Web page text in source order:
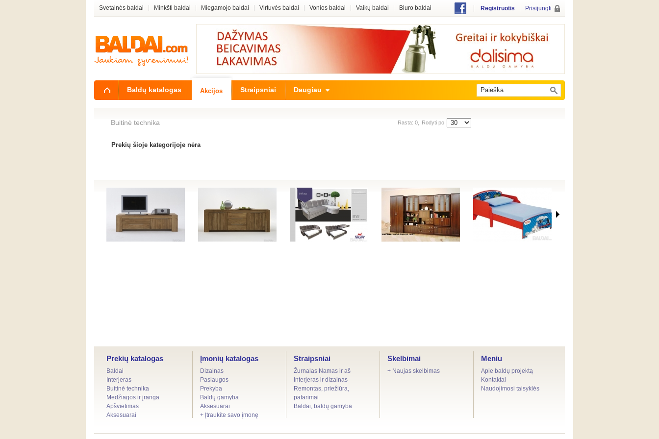
Rasta: 0, Rodyti po
Buitinė technika
Prekių šioje kategorijoje nėra
Prekių katalogas
Baldai
Interjeras
Buitinė technika
Medžiagos ir įranga
Apšvietimas
Aksesuarai
Įmonių katalogas
Dizainas
Paslaugos
Prekyba
Baldų gamyba
Aksesuarai
+ Įtraukite savo įmonę
Straipsniai
Žurnalas Namas ir aš
Interjeras ir dizainas
Remontas, priežiūra,
patarimai
Baldai, baldų gamyba
Skelbimai
+ Naujas skelbimas
Meniu
Apie baldų projektą
Kontaktai
Naudojimosi taisyklės
Registruotis Prisijungti
Svetainės baldai Minkšti baldai Miegamojo baldai Virtuvės baldai Vonios baldai Vaikų baldai Biuro baldai
Baldų katalogas Akcijos Straipsniai Daugiau